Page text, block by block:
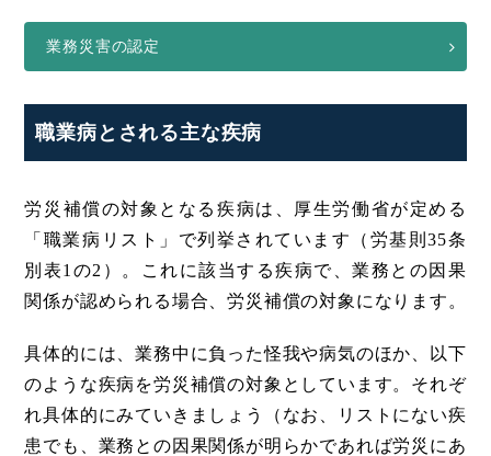
業務災害の認定
職業病とされる主な疾病
労災補償の対象となる疾病は、厚生労働省が定める
「職業病リスト」で列挙されています（労基則35条
別表1の2）。これに該当する疾病で、業務との因果
関係が認められる場合、労災補償の対象になります。
具体的には、業務中に負った怪我や病気のほか、以下
のような疾病を労災補償の対象としています。それぞ
れ具体的にみていきましょう（なお、リストにない疾
患でも、業務との因果関係が明らかであれば労災にあ